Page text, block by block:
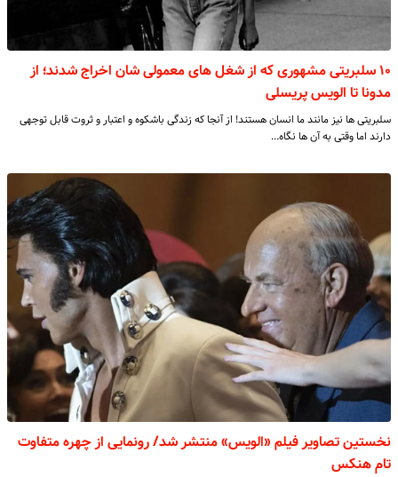
۱۰ سلبریتی مشهوری که از شغل های معمولی شان اخراج شدند؛ از
مدونا تا الویس پریسلی
سلبریتی ها نیز مانند ما انسان هستند! از آنجا که زندگی باشکوه و اعتبار و ثروت قابل توجهی
دارند اما وقتی به آن ها نگاه…
نخستین تصاویر فیلم «الویس» منتشر شد/ رونمایی از چهره متفاوت
تام هنکس